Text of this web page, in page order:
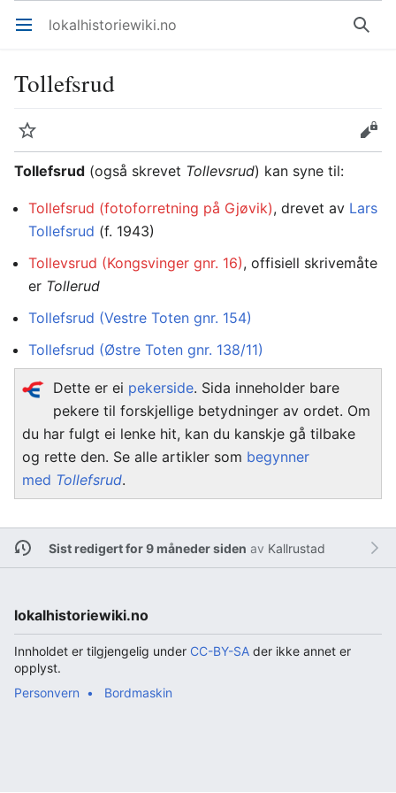
Åpne hovedmenyen lokalhistoriewiki.no Søk
Tollefsrud
Overvåk
Rediger
Tollefsrud (også skrevet Tollevsrud) kan syne til:
Tollefsrud (fotoforretning på Gjøvik), drevet av Lars
Tollefsrud (f. 1943)
Tollevsrud (Kongsvinger gnr. 16), offisiell skrivemåte
er Tollerud
Tollefsrud (Vestre Toten gnr. 154)
Tollefsrud (Østre Toten gnr. 138/11)
Dette er ei pekerside. Sida inneholder bare
pekere til forskjellige betydninger av ordet. Om
du har fulgt ei lenke hit, kan du kanskje gå tilbake
og rette den. Se alle artikler som begynner
med Tollefsrud.
Sist redigert for 9 måneder siden av Kallrustad
lokalhistoriewiki.no
Innholdet er tilgjengelig under CC-BY-SA der ikke annet er
opplyst.
Personvern
Bordmaskin